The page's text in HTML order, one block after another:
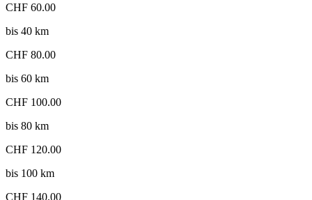
CHF 60.00
bis 40 km
CHF 80.00
bis 60 km
CHF 100.00
bis 80 km
CHF 120.00
bis 100 km
CHF 140.00